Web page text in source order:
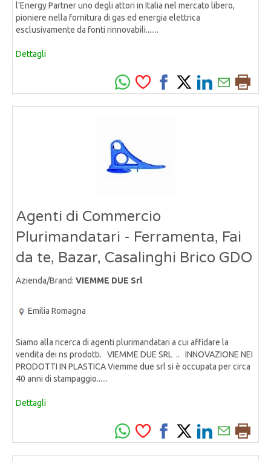
l'Energy Partner uno degli attori in Italia nel mercato libero,
pioniere nella fornitura di gas ed energia elettrica
esclusivamente da fonti rinnovabili.......
Dettagli
Agenti di Commercio
Plurimandatari - Ferramenta, Fai
da te, Bazar, Casalinghi Brico GDO
Azienda/Brand: VIEMME DUE Srl
Emilia Romagna
Siamo alla ricerca di agenti plurimandatari a cui affidare la
vendita dei ns prodotti. VIEMME DUE SRL .. INNOVAZIONE NEI
PRODOTTI IN PLASTICA Viemme due srl si è occupata per circa
40 anni di stampaggio......
Dettagli